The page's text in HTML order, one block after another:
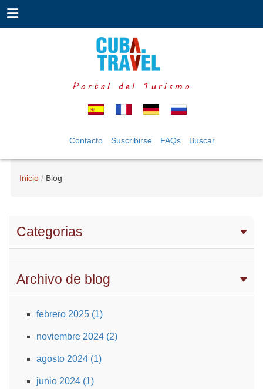
Portal del Turismo
Contacto Suscribirse FAQs Buscar
Inicio Blog
Categorias
Archivo de blog
febrero 2025 (1)
noviembre 2024 (2)
agosto 2024 (1)
junio 2024 (1)